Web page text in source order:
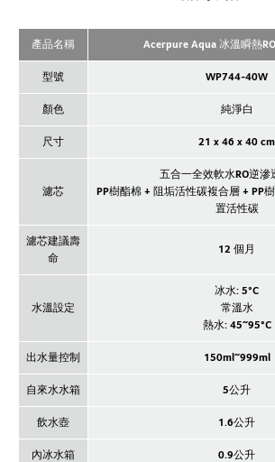
產品名稱 Acerpure Aqua 冰溫瞬熱
型號 WP744-40W
顏色 純淨白
尺寸 21 x 46 x 40 cm
濾芯
五合一全效軟水RO逆滲
PP樹酯棉 + 阻垢活性碳複合層 + PP
置活性碳
濾芯建議壽
命
12 個月
水溫設定
冰水: 5°C
常溫水
熱水: 45~95°C
出水量控制 150ml~999ml
自來水水箱 5公升
飲水壺 1.6公升
內冰水箱 0.9公升